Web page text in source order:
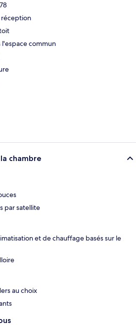
l'espace commun
chambre
par satellite
et de chauffage basés sur le
au choix